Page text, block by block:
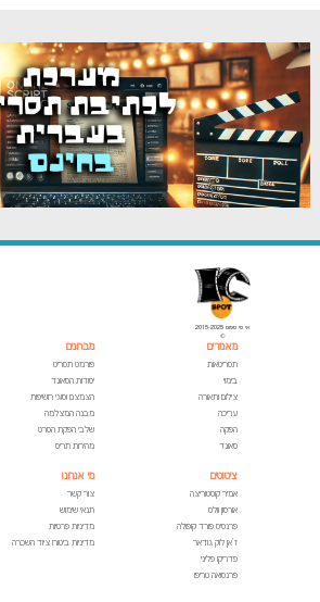
אי סי ספוט 2015-2025
©
מאמרים
תסריטאות
בימוי
צילום ותאורה
עריכה
הפקה
סאונד
מבחנים
פורמט תסריט
יסודות הסאונד
הצמצם וסוגי חשיפות
מבנה המצלמה
שלבי הפקת הסרט
מהירות תריס
ציטוטים
אמיר קוסטוריצה
אורסון וולס
פרנסיס פורד קופולה
ז'אן לוק גודאר
פדריקו פליני
פרנסואה טריפו
מי אנחנו
צור קשר
תנאי שימוש
מדיניות פרטיות
מדיניות ביטוח ציוד השכרה